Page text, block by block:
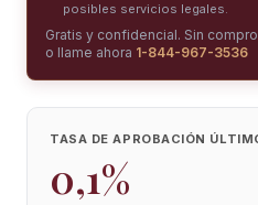
posibles servicios legales.
Gratis y confidencial. Sin
o llame ahora 1-844-967-3536
TASA DE APROBACIÓN
0,1%